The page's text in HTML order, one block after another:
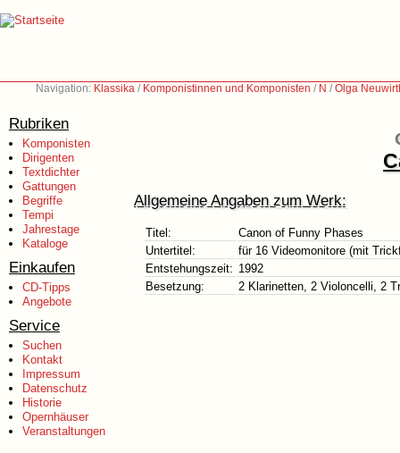
Navigation: Klassika / Komponistinnen und Komponisten / N /Olga
Rubriken
Komponisten
Dirigenten
Textdichter
Gattungen
Begriffe
Tempi
Jahrestage
Kataloge
Einkaufen
CD-Tipps
Angebote
Service
Suchen
Kontakt
Impressum
Datenschutz
Historie
Opernhäuser
Veranstaltungen
Allgemeine Angaben zum Werk:
Titel:
Canon of Funny Phases
Untertitel:
für 16 Videomonitore (mit
Entstehungszeit: 1992
Besetzung:
2 Klarinetten, 2 Violoncelli, 2